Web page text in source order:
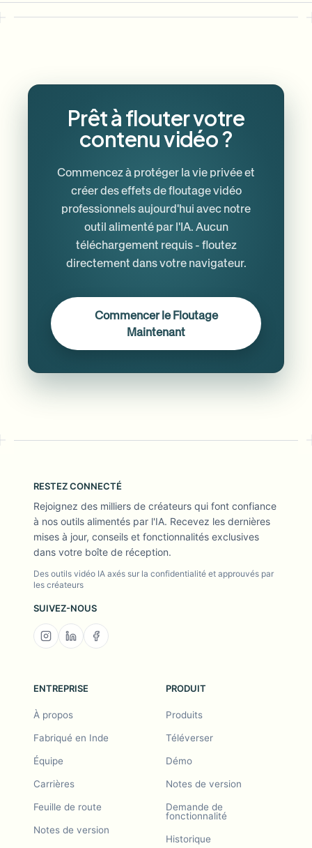
Prêt à flouter votre
contenu vidéo ?
Commencez à protéger la vie privée et
créer des effets de floutage vidéo
professionnels aujourd'hui avec notre
outil alimenté par l'IA. Aucun
téléchargement requis - floutez
directement dans votre navigateur.
Commencer le Floutage
Maintenant
RESTEZ CONNECTÉ
Rejoignez des milliers de créateurs qui font confiance
à nos outils alimentés par l'IA. Recevez les dernières
mises à jour, conseils et fonctionnalités exclusives
dans votre boîte de réception.
Des outils vidéo IA axés sur la confidentialité et approuvés par
les créateurs
SUIVEZ-NOUS
ENTREPRISE
À propos
Fabriqué en Inde
Équipe
Carrières
Feuille de route
Notes de version
PRODUIT
Produits
Téléverser
Démo
Notes de version
Demande de
fonctionnalité
Historique